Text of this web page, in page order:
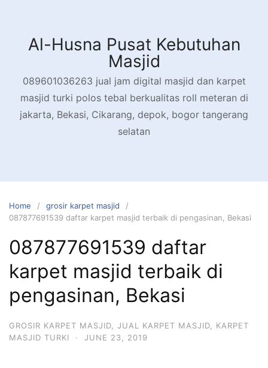
contentAl-Husna Pusat Kebutuhan
Masjid
089601036263 jual jam digital masjid dan karpet
masjid turki polos tebal berkualitas roll meteran di
jakarta, Bekasi, Cikarang, depok, bogor tangerang
selatan
Home
grosir karpet masjid
087877691539 daftar karpet masjid terbaik di pengasinan, Bekasi
087877691539 daftar
karpet masjid terbaik di
pengasinan, Bekasi
GROSIR KARPET MASJID JUAL KARPET MASJID
KARPET
MASJID TURKI
· JUNE 23, 2019